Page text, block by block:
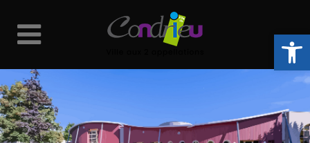
Ouvrir